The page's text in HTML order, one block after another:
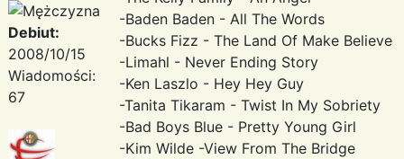
Debiut:
2008/10/15
Wiadomości:
67
-Baden Baden - All The Words
-Bucks Fizz - The Land Of Make Believe
-Limahl - Never Ending Story
-Ken Laszlo - Hey Hey Guy
-Tanita Tikaram - Twist In My Sobriety
-Bad Boys Blue - Pretty Young Girl
-Kim Wilde -View From The Bridge